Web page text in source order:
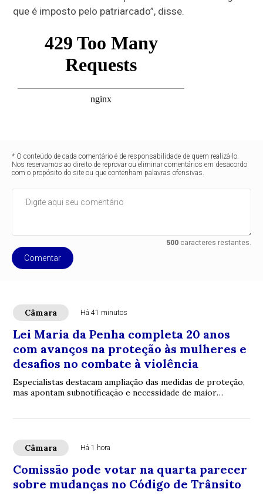
que é imposto pelo patriarcado”, disse.
* O conteúdo de cada comentário é de responsabilidade de quem realizá-lo.
Nos reservamos ao direito de reprovar ou eliminar comentários em desacordo
com o propósito do site ou que contenham palavras ofensivas.
500caracteres restantes.
Comentar
Câmara Há 41 minutos
Lei Maria da Penha completa 20 anos
com avanços na proteção às mulheres e
desafios no combate à violência
Especialistas destacam ampliação das medidas de proteção,
mas apontam subnotificação e necessidade de maior
Câmara Há 1 hora
Comissão pode votar na quarta parecer
sobre mudanças no Código de Trânsito